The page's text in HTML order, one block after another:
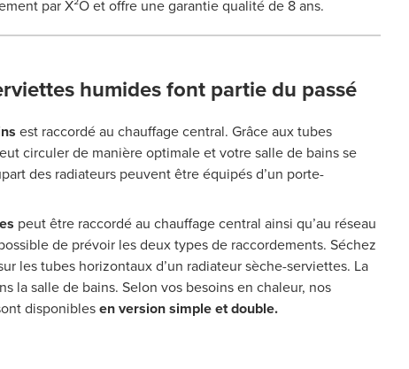
par X²O et offre une garantie qualité de 8 ans.
humides font partie du passé
est raccordé au chauffage central. Grâce aux tubes
circuler de manière optimale et votre salle de bains se
des radiateurs peuvent être équipés d’un porte-
peut être raccordé au chauffage central ainsi qu’au réseau
de prévoir les deux types de raccordements. Séchez
les tubes horizontaux d’un radiateur sèche-serviettes. La
la salle de bains. Selon vos besoins en chaleur, nos
disponiblesen version simple et double.